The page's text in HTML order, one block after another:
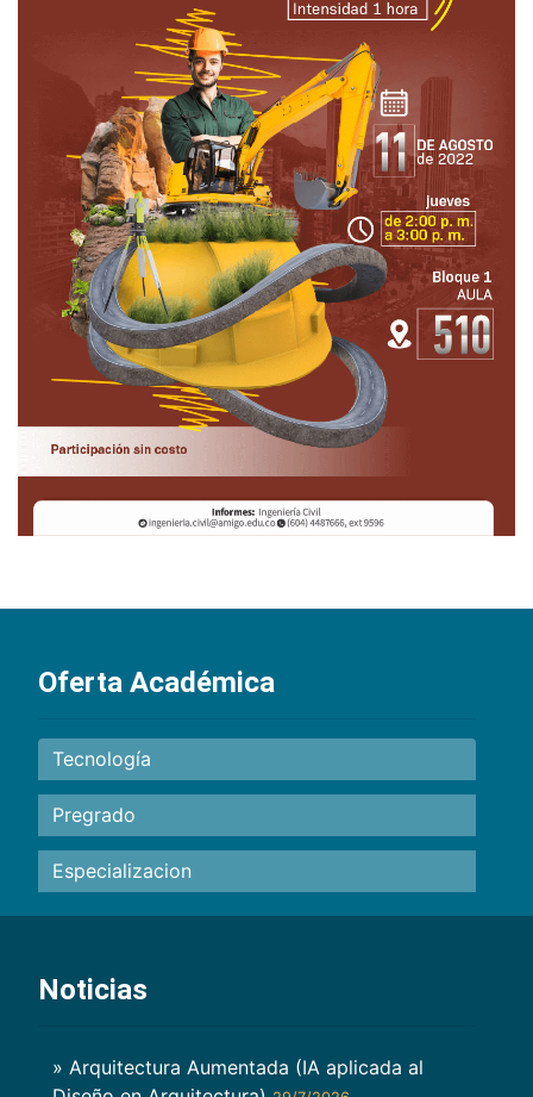
Oferta Académica
Tecnología
Pregrado
Especializacion
Noticias
» Arquitectura Aumentada (IA aplicada al